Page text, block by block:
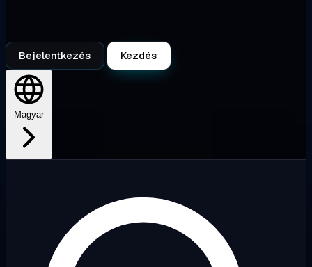
Bejelentkezés Kezdés
Magyar